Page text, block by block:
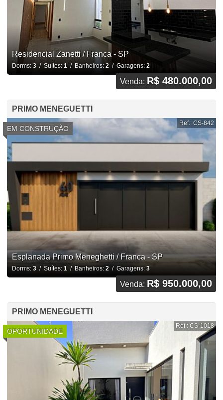
Residencial Zanetti / Franca - SP
Dorms: 3/ Suítes: 1/ Banheiros: 2/ Garagens: 2
Venda: R$ 480.000,00
PRIMO MENEGUETTI
EM CONSTRUÇÃO
Ref.: CS-842
Esplanada Primo Meneghetti / Franca - SP
Dorms: 3/ Suítes: 1/ Banheiros: 2/ Garagens: 3
Venda: R$ 950.000,00
PRIMO MENEGUETTI
OPORTUNIDADE
Ref.: CS-1018